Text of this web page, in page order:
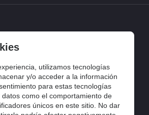
utilizamos tecnologías
y/o acceder a la información
para estas tecnologías
como el comportamiento de
únicos en este sitio. No dar